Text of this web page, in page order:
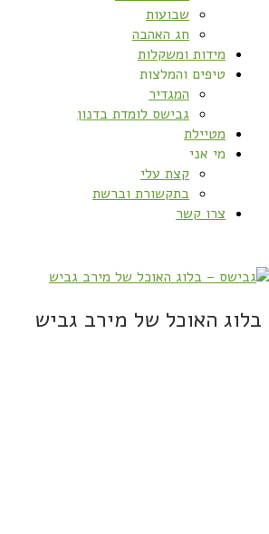
שבועות
חג האהבה
מידות ומשקלות
טיפים והמלצות
המגדיר
גבישס לומדת בדנון
מטיילת
מי אני
קצת עלי
בתקשורת וברשת
צרו קשר
בלוג האוכל של מירב גביש